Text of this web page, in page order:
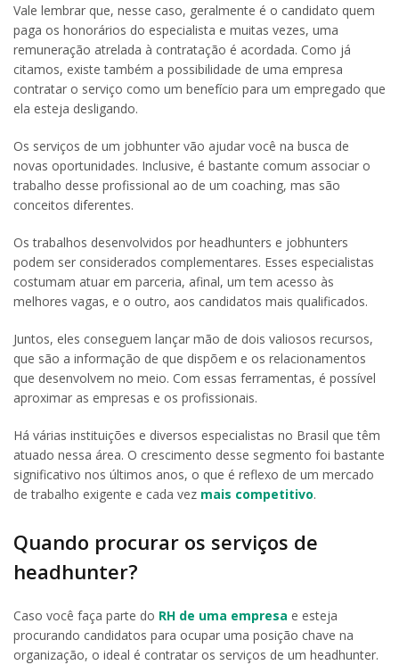
Vale lembrar que, nesse caso, geralmente é o candidato quem
paga os honorários do especialista e muitas vezes, uma
remuneração atrelada à contratação é acordada. Como já
citamos, existe também a possibilidade de uma empresa
contratar o serviço como um benefício para um empregado que
ela esteja desligando.
Os serviços de um jobhunter vão ajudar você na busca de
novas oportunidades. Inclusive, é bastante comum associar o
trabalho desse profissional ao de um coaching, mas são
conceitos diferentes.
Os trabalhos desenvolvidos por headhunters e jobhunters
podem ser considerados complementares. Esses especialistas
costumam atuar em parceria, afinal, um tem acesso às
melhores vagas, e o outro, aos candidatos mais qualificados.
Juntos, eles conseguem lançar mão de dois valiosos recursos,
que são a informação de que dispõem e os relacionamentos
que desenvolvem no meio. Com essas ferramentas, é possível
aproximar as empresas e os profissionais.
Há várias instituições e diversos especialistas no Brasil que têm
atuado nessa área. O crescimento desse segmento foi bastante
significativo nos últimos anos, o que é reflexo de um mercado
de trabalho exigente e cada vez mais competitivo.
Quando procurar os serviços de
headhunter?
Caso você faça parte do RH de uma empresa e esteja
procurando candidatos para ocupar uma posição chave na
organização, o ideal é contratar os serviços de um headhunter.